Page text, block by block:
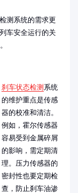
测系统的需求更
车安全运行的关
刹车状态检测 系统
的维护重点是传感
器的校准和清洁。
例如，霍尔传感器
容易受到金属碎屑
的影响，需定期清
理。压力传感器的
密封性也要定期检
查，防止刹车油渗